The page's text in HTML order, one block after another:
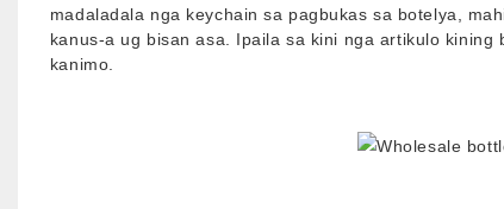
madaladala nga keychain sa pagbukas sa botelya,
kanus-a ug bisan asa. Ipaila sa kini nga artikulo
kanimo.